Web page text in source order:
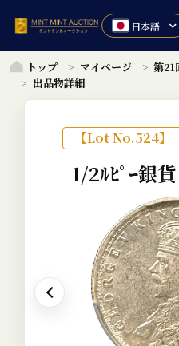
トップ マイページ
第21
出品物詳細
【Lot No.524】
1/2ﾙﾋﾟｰ銀貨